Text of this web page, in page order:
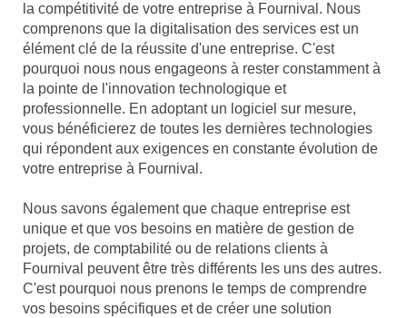
la compétitivité de votre entreprise à Fournival. Nous
comprenons que la digitalisation des services est un
élément clé de la réussite d'une entreprise. C'est
pourquoi nous nous engageons à rester constamment à
la pointe de l'innovation technologique et
professionnelle. En adoptant un logiciel sur mesure,
vous bénéficierez de toutes les dernières technologies
qui répondent aux exigences en constante évolution de
votre entreprise à Fournival.
Nous savons également que chaque entreprise est
unique et que vos besoins en matière de gestion de
projets, de comptabilité ou de relations clients à
Fournival peuvent être très différents les uns des autres.
C'est pourquoi nous prenons le temps de comprendre
vos besoins spécifiques et de créer une solution